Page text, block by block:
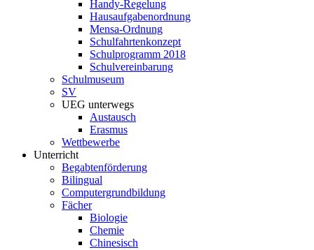
Handy-Regelung
Hausaufgabenordnung
Mensa-Ordnung
Schulfahrtenkonzept
Schulprogramm 2018
Schulvereinbarung
Schulmuseum
SV
UEG unterwegs
Austausch
Erasmus
Wettbewerbe
Unterricht
Begabtenförderung
Bilingual
Computergrundbildung
Fächer
Biologie
Chemie
Chinesisch